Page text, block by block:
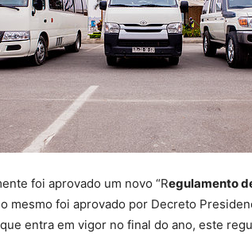
foi aprovado um novo “Regulamento
mesmo foi aprovado por Decreto
entra em vigor no final do ano, este